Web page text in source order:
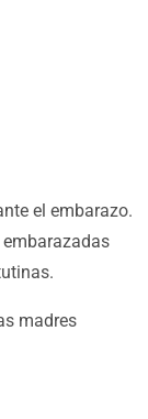
el embarazo.
madres